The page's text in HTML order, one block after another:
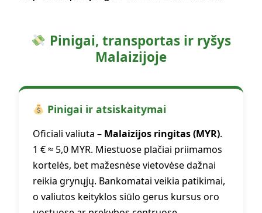
Pinigai, transportas ir ryšys
Malaizijoje
Pinigai ir atsiskaitymai
Oficiali valiuta – Malaizijos ringitas (MYR).
1 € ≈ 5,0 MYR. Miestuose plačiai priimamos
kortelės, bet mažesnėse vietovėse dažnai
reikia grynųjų. Bankomatai veikia patikimai,
o valiutos keityklos siūlo gerus kursus oro